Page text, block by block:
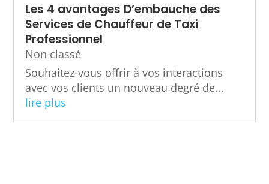
Les 4 avantages D’embauche des
Services de Chauffeur de Taxi
Professionnel
Non classé
Souhaitez-vous offrir à vos interactions
avec vos clients un nouveau degré de...
lire plus